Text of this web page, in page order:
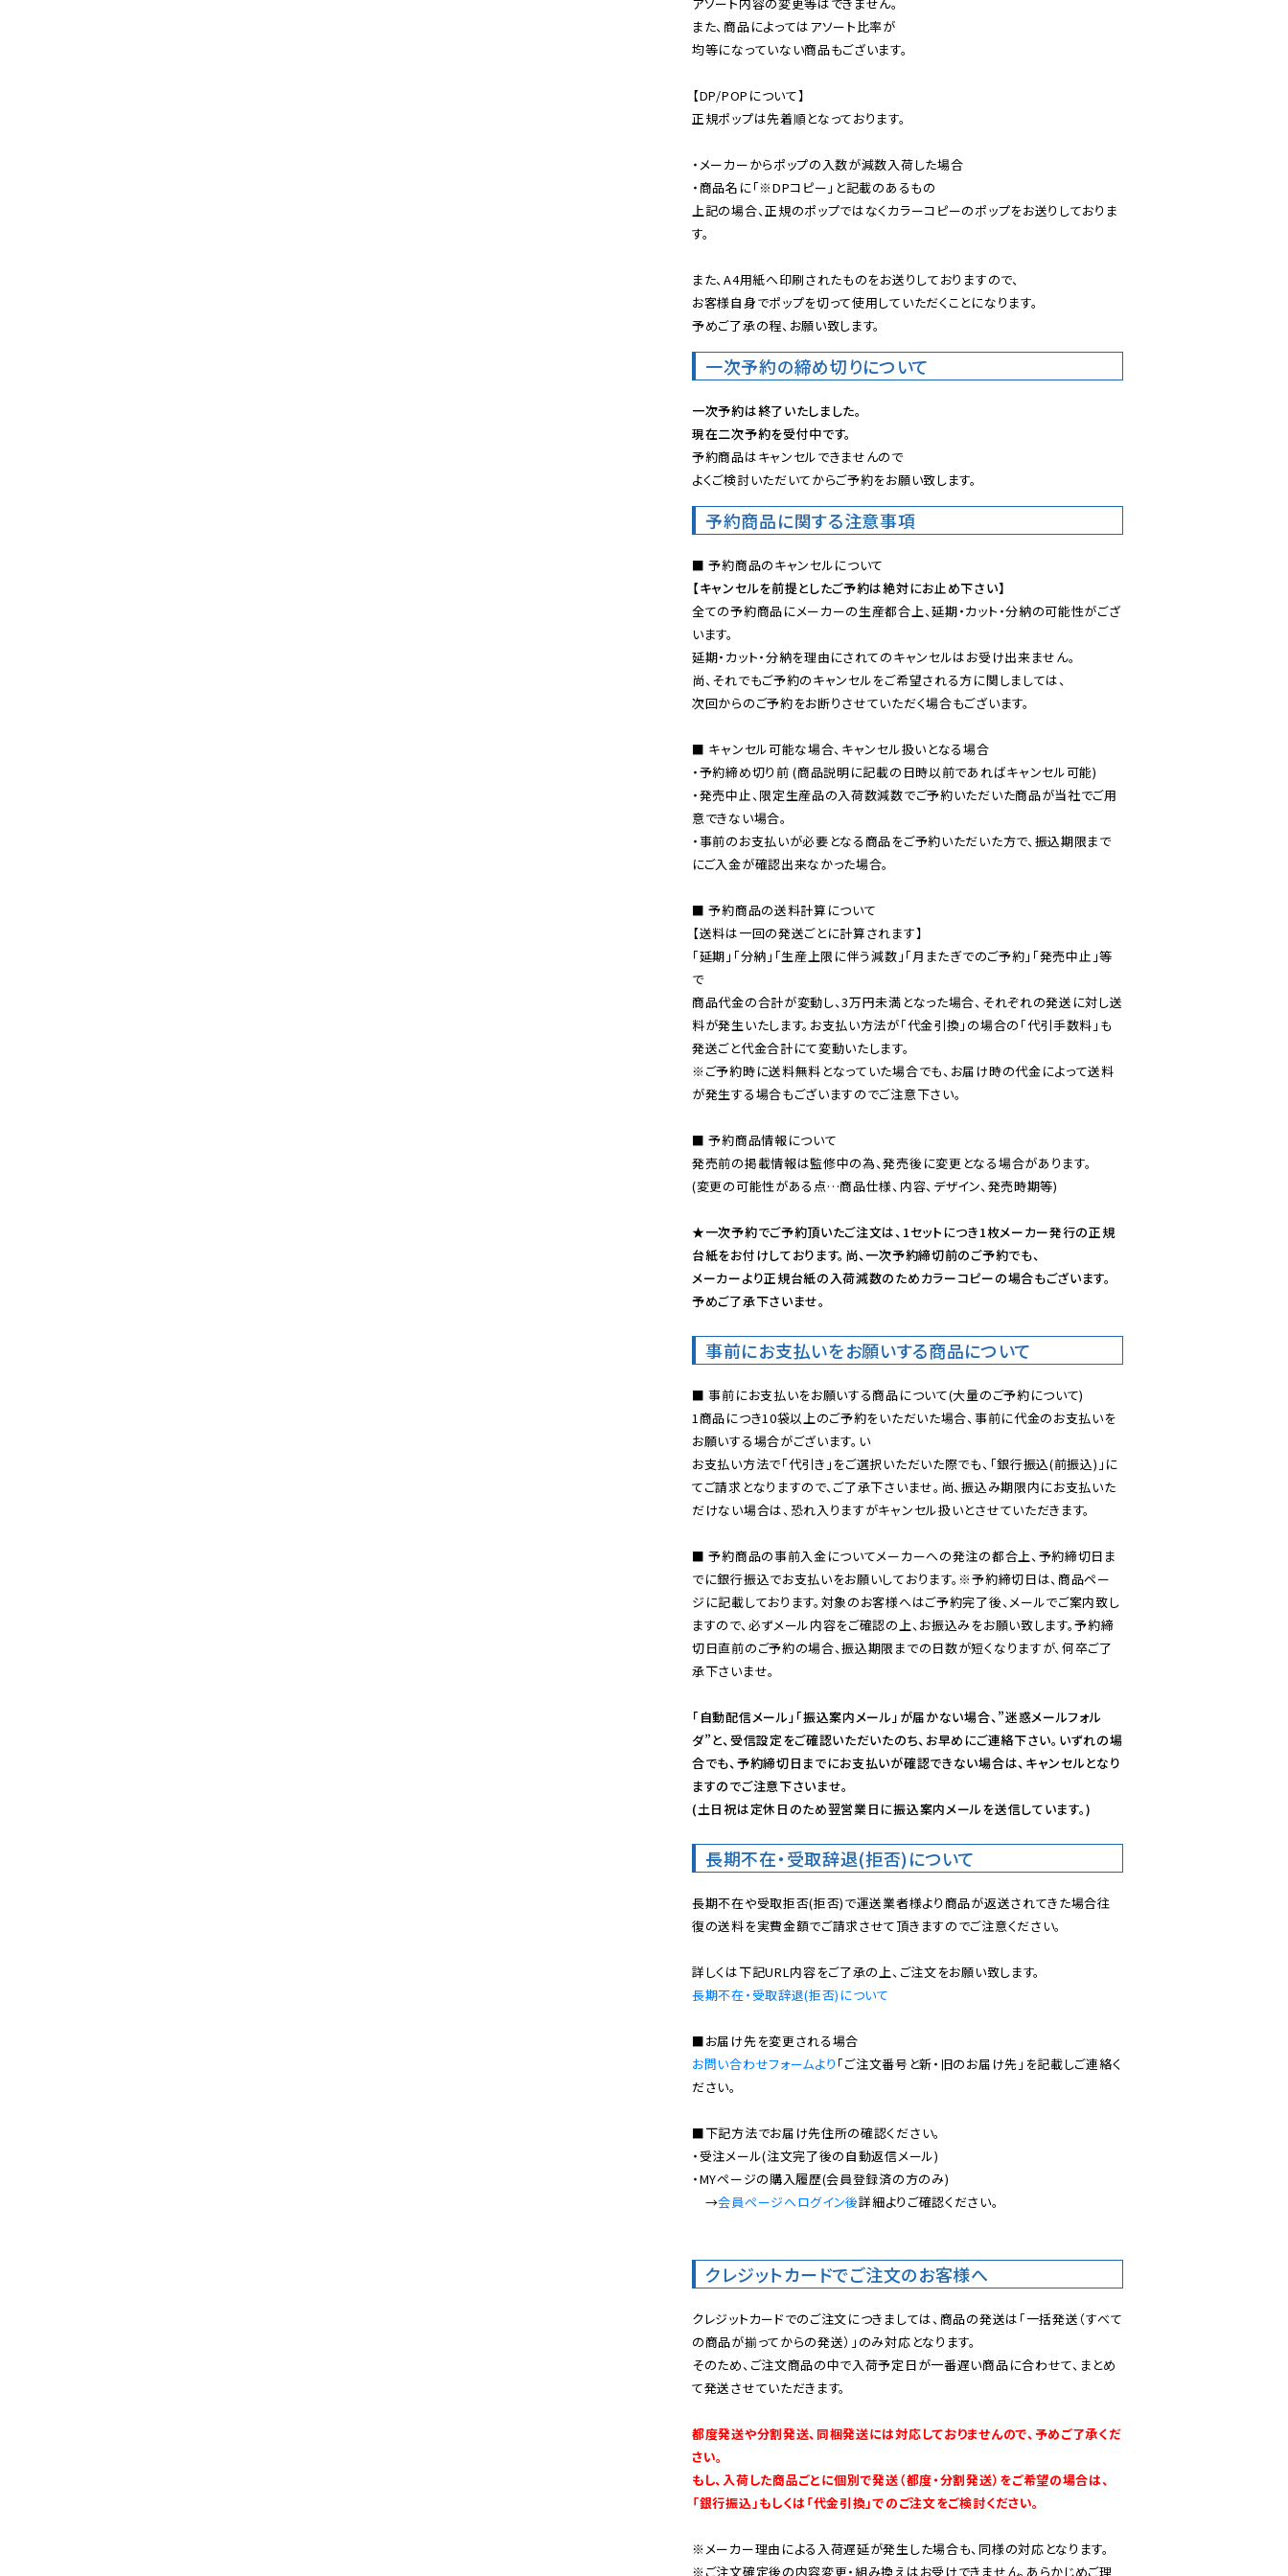
また、商品によってはアソート比率が
均等になっていない商品もございます。
【DP/POPについて】
正規ポップは先着順となっております。
・メーカーからポップの入数が減数入荷した場合
・商品名に「※DPコピー」と記載のあるもの
上記の場合、正規のポップではなくカラーコピーのポップをお送りしておりま
す。
また、A4用紙へ印刷されたものをお送りしておりますので、
お客様自身でポップを切って使用していただくことになります。
予めご了承の程、お願い致します。
一次予約の締め切りについて
一次予約は終了いたしました。
現在二次予約を受付中です。
予約商品はキャンセルできませんので
よくご検討いただいてからご予約をお願い致します。
予約商品に関する注意事項
【キャンセルを前提としたご予約は絶対にお止め下さい】
全ての予約商品にメーカーの生産都合上、延期・カット・分納の可能性がござ
います。
延期・カット・分納を理由にされてのキャンセルはお受け出来ません。
尚、それでもご予約のキャンセルをご希望される方に関しましては、
次回からのご予約をお断りさせていただく場合もございます。
■ キャンセル可能な場合、キャンセル扱いとなる場合
・予約締め切り前 (商品説明に記載の日時以前であればキャンセル可能)
・発売中止、限定生産品の入荷数減数でご予約いただいた商品が当社でご用
意できない場合。
・事前のお支払いが必要となる商品をご予約いただいた方で、振込期限まで
にご入金が確認出来なかった場合。
■ 予約商品の送料計算について
【送料は一回の発送ごとに計算されます】
「延期」「分納」「生産上限に伴う減数」「月またぎでのご予約」「発売中止」等
で
商品代金の合計が変動し、3万円未満となった場合、それぞれの発送に対し送
料が発生いたします。お支払い方法が「代金引換」の場合の「代引手数料」も
※ご予約時に送料無料となっていた場合でも、お届け時の代金によって送料
が発生する場合もございますのでご注意下さい。
■ 予約商品情報について
発売前の掲載情報は監修中の為、発売後に変更となる場合があります。
(変更の可能性がある点…商品仕様、内容、デザイン、発売時期等)
★一次予約でご予約頂いたご注文は、1セットにつき1枚メーカー発行の正規
台紙をお付けしております。尚、一次予約締切前のご予約でも、
メーカーより正規台紙の入荷減数のためカラーコピーの場合もございます。
予めご了承下さいませ。
事前にお支払いをお願いする商品について
■ 事前にお支払いをお願いする商品について(大量のご予約について)
1商品につき10袋以上のご予約をいただいた場合、事前に代金のお支払いを
お願いする場合がございます。い
お支払い方法で「代引き」をご選択いただいた際でも、「銀行振込(前振込)」に
てご請求となりますので、ご了承下さいませ。尚、振込み期限内にお支払いた
だけない場合は、恐れ入りますがキャンセル扱いとさせていただきます。
■ 予約商品の事前入金についてメーカーへの発注の都合上、予約締切日ま
でに銀行振込でお支払いをお願いしております。※予約締切日は、商品ペー
ジに記載しております。対象のお客様へはご予約完了後、メールでご案内致し
ますので、必ずメール内容をご確認の上、お振込みをお願い致します。予約締
切日直前のご予約の場合、振込期限までの日数が短くなりますが、何卒ご了
承下さいませ。
「自動配信メール」「振込案内メール」が届かない場合、”迷惑メールフォル
ダ”と、受信設定をご確認いただいたのち、お早めにご連絡下さい。いずれの場
合でも、予約締切日までにお支払いが確認できない場合は、キャンセルとなり
ますのでご注意下さいませ。
(土日祝は定休日のため翌営業日に振込案内メールを送信しています。)
長期不在・受取辞退(拒否)について
長期不在や受取拒否(拒否)で運送業者様より商品が返送されてきた場合往
復の送料を実費金額でご請求させて頂きますのでご注意ください。
長期不在・受取辞退(拒否)について
お問い合わせフォームより 「ご注文番号と新・旧のお届け先」を記載しご連絡く
ださい。
■下記方法でお届け先住所の確認ください。
・受注メール(注文完了後の自動返信メール)
・MYページの購入履歴(会員登録済の方のみ)
→会員ページへログイン後詳細よりご確認ください。
クレジットカードでご注文のお客様へ
クレジットカードでのご注文につきましては、商品の発送は「一括発送（すべて
の商品が揃ってからの発送）」のみ対応となります。
そのため、ご注文商品の中で入荷予定日が一番遅い商品に合わせて、まとめ
て発送させていただきます。
都度発送や分割発送、同梱発送には対応しておりませんので、予めご了承くだ
さい。
もし、入荷した商品ごとに個別で発送（都度・分割発送）をご希望の場合は、
「銀行振込」もしくは「代金引換」でのご注文をご検討ください。
※メーカー理由による入荷遅延が発生した場合も、同様の対応となります。
※ご注文確定後の内容変更・組み換えはお受けできません。あらかじめご理